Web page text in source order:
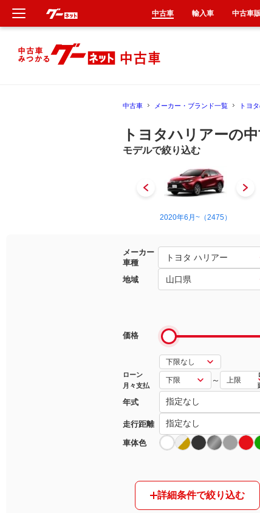
中古車 メーカー・ブランド一覧 トヨ
トヨタハリアーの中
モデルで絞り込む
2020年6月~（2475）
メーカー
車種
トヨタ ハリアー
地域 山口県
価格
ローン
月々支払
～
年式
走行距離
車体色
詳細条件で絞り込む
中古車 輸入車 中古車
新車